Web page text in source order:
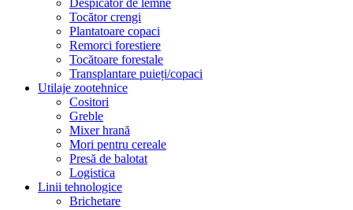
Despicator de lemne
Tocător crengi
Plantatoare copaci
Remorci forestiere
Tocătoare forestale
Transplantare puieți/copaci
Utilaje zootehnice
Cositori
Greble
Mixer hrană
Mori pentru cereale
Presă de balotat
Logistica
Linii tehnologice
Brichetare